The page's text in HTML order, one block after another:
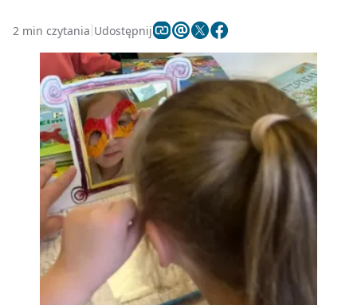
2 min czytania Udostępnij